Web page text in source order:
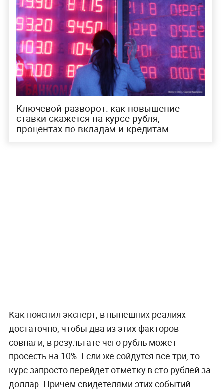
Ключевой разворот: как повышение
ставки скажется на курсе рубля,
процентах по вкладам и кредитам
Как пояснил эксперт, в нынешних реалиях
достаточно, чтобы два из этих факторов
совпали, в результате чего рубль может
просесть на 10%. Если же сойдутся все три, то
курс запросто перейдёт отметку в сто рублей за
доллар. Причём свидетелями этих событий